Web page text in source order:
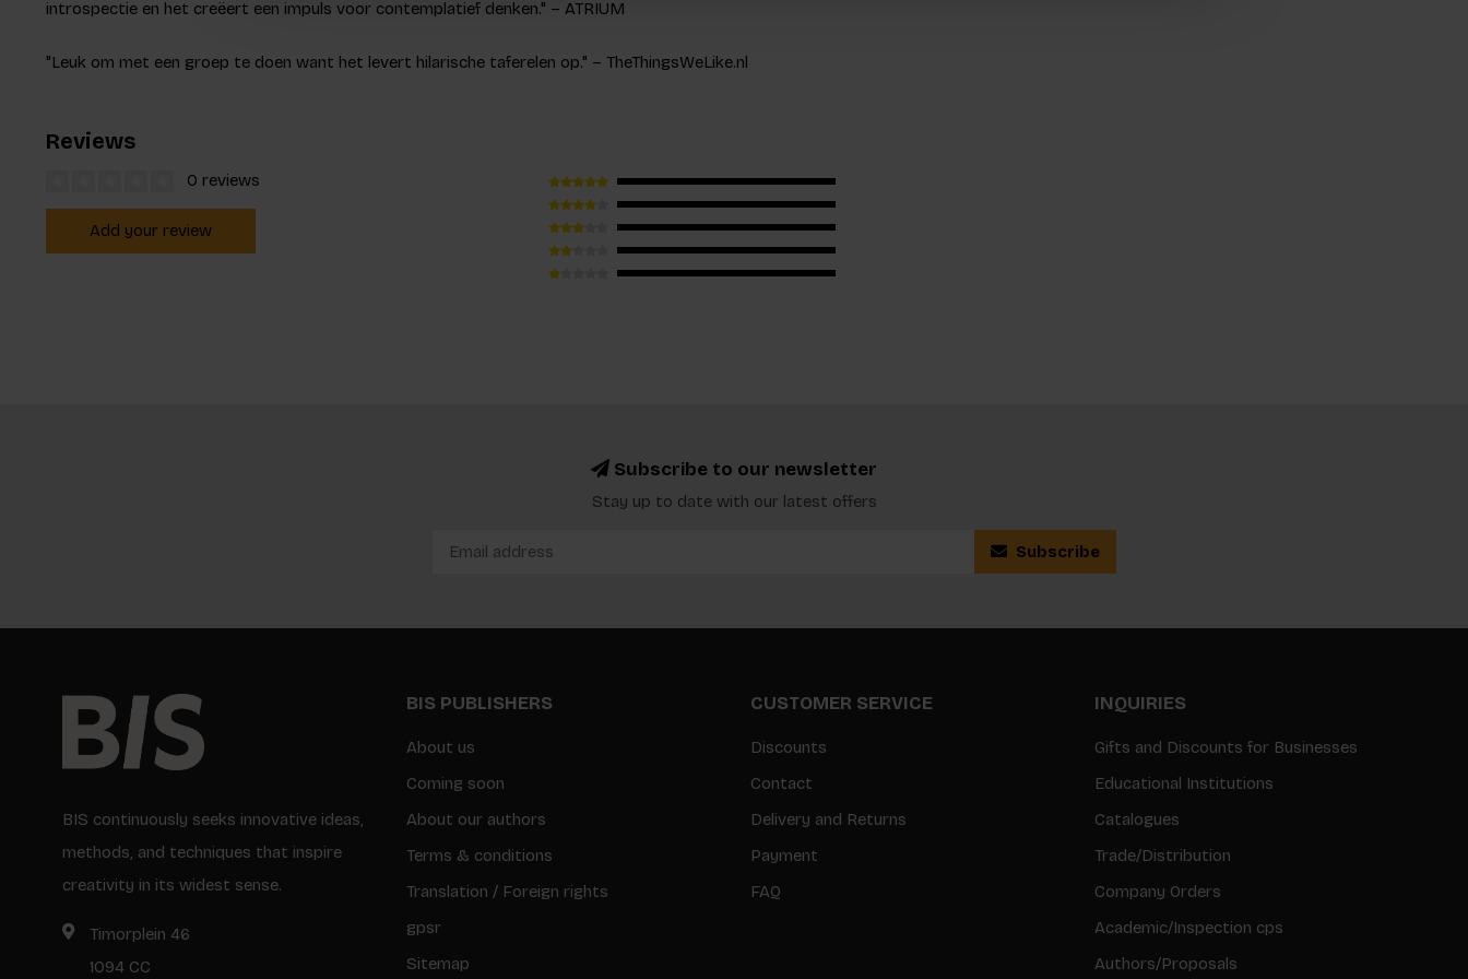
introspectie en het creëert een impuls voor contemplatief denken." – ATRIUM
"Leuk om met een groep te doen want het levert hilarische taferelen op." – TheThingsWeLike.nl
Reviews
0 reviews
Add your review
Subscribe to our newsletter
Stay up to date with our latest offers
Subscribe
BIS continuously seeks innovative ideas,
methods, and techniques that inspire
creativity in its widest sense.
Timorplein 46
1094 CC
BIS PUBLISHERS
About us
Coming soon
About our authors
Terms & conditions
Translation / Foreign rights
gpsr
Sitemap
CUSTOMER SERVICE
Discounts
Contact
Delivery and Returns
Payment
FAQ
INQUIRIES
Gifts and Discounts for Businesses
Educational Institutions
Catalogues
Trade/Distribution
Company Orders
Academic/Inspection cps
Authors/Proposals